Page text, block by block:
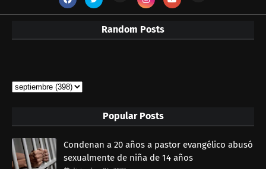
Random Posts
Popular Posts
Condenan a 20 años a pastor evangélico abusó
sexualmente de niña de 14 años